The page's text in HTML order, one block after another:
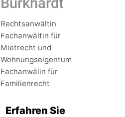
Rechtsanwältin
Fachanwältin für
Mietrecht und
Wohnungseigentum
Fachanwälin für
Familienrecht
Erfahren Sie